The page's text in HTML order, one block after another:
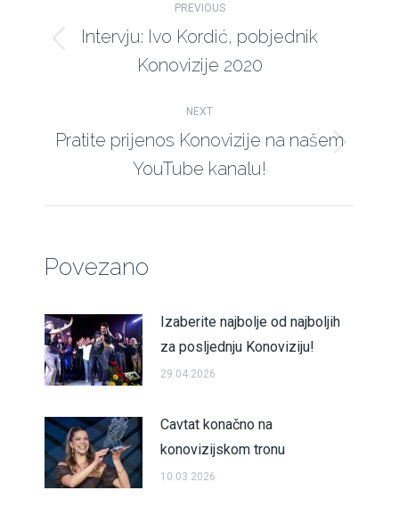
navigation
PREVIOUS
Previous
post:
Intervju: Ivo Kordić, pobjednik
Konovizije 2020
NEXT
post:
Pratite prijenos Konovizije na našem
YouTube kanalu!
Povezano
Izaberite najbolje od najboljih
za posljednju Konoviziju!
29.04.2026
Cavtat konačno na
konovizijskom tronu
10.03.2026